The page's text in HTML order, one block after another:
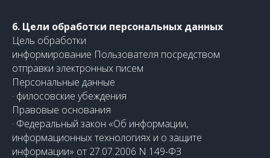
6. Цели обработки персональных данных
Цель обработки
информирование Пользователя посредством
отправки электронных писем
Персональные данные
· филосовские убеждения
Правовые основания
· Федеральный закон «Об информации,
информационных технологиях и о защите
информации» от 27.07.2006 N 149-ФЗ